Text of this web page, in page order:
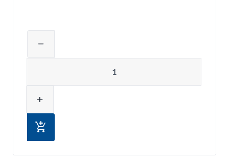
remove
add
add_shopping_cart